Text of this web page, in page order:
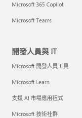
Microsoft 365 Copilot
Microsoft Teams
開發人員與 IT
Microsoft 開發人員工具
Microsoft Learn
支援 AI 市場應用程式
Microsoft 技術社群